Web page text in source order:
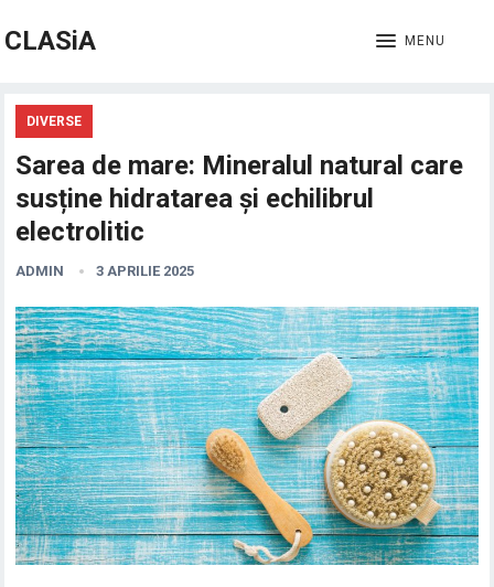
CLASiA MENU
DIVERSE
Sarea de mare: Mineralul natural care
susține hidratarea și echilibrul
electrolitic
ADMIN 3 APRILIE 2025